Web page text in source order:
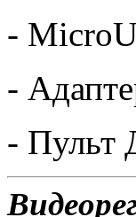
-
-
- Пульт